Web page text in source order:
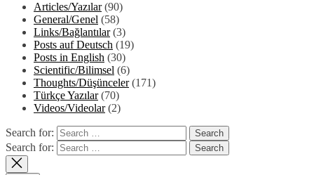
Articles/Yazılar(90)
General/Genel (58)
Links/Bağlantılar(3)
Posts auf Deutsch (19)
Posts in English (30)
Scientific/Bilimsel (6)
Thoughts/Düşünceler(171)
Türkçe Yazılar(70)
Videos/Videolar(2)
Search for:
Search for: